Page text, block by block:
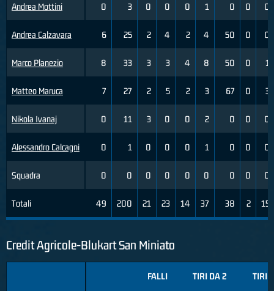
Andrea Mottini
Andrea Calzavara
Marco Planezio
Matteo Maruca
Nikola Ivanaj
Alessandro Calcagni
Squadra
Totali
0 3 0 0 0 1 0 0 0
6 25 2 4 2 4 50 0 0
8 33 3 3 4 8 50 0 1
7 27 2 5 2 3 67 0 3
0 11 3 0 0 2 0 0 0
0 1 0 0 0 1 0 0 0
0 0 0 0 0 0 0 0 0
49 200 21 23 14 37 38 2 15
Credit Agricole-Blukart San Miniato
FALLI TIRI DA 2 TIRI